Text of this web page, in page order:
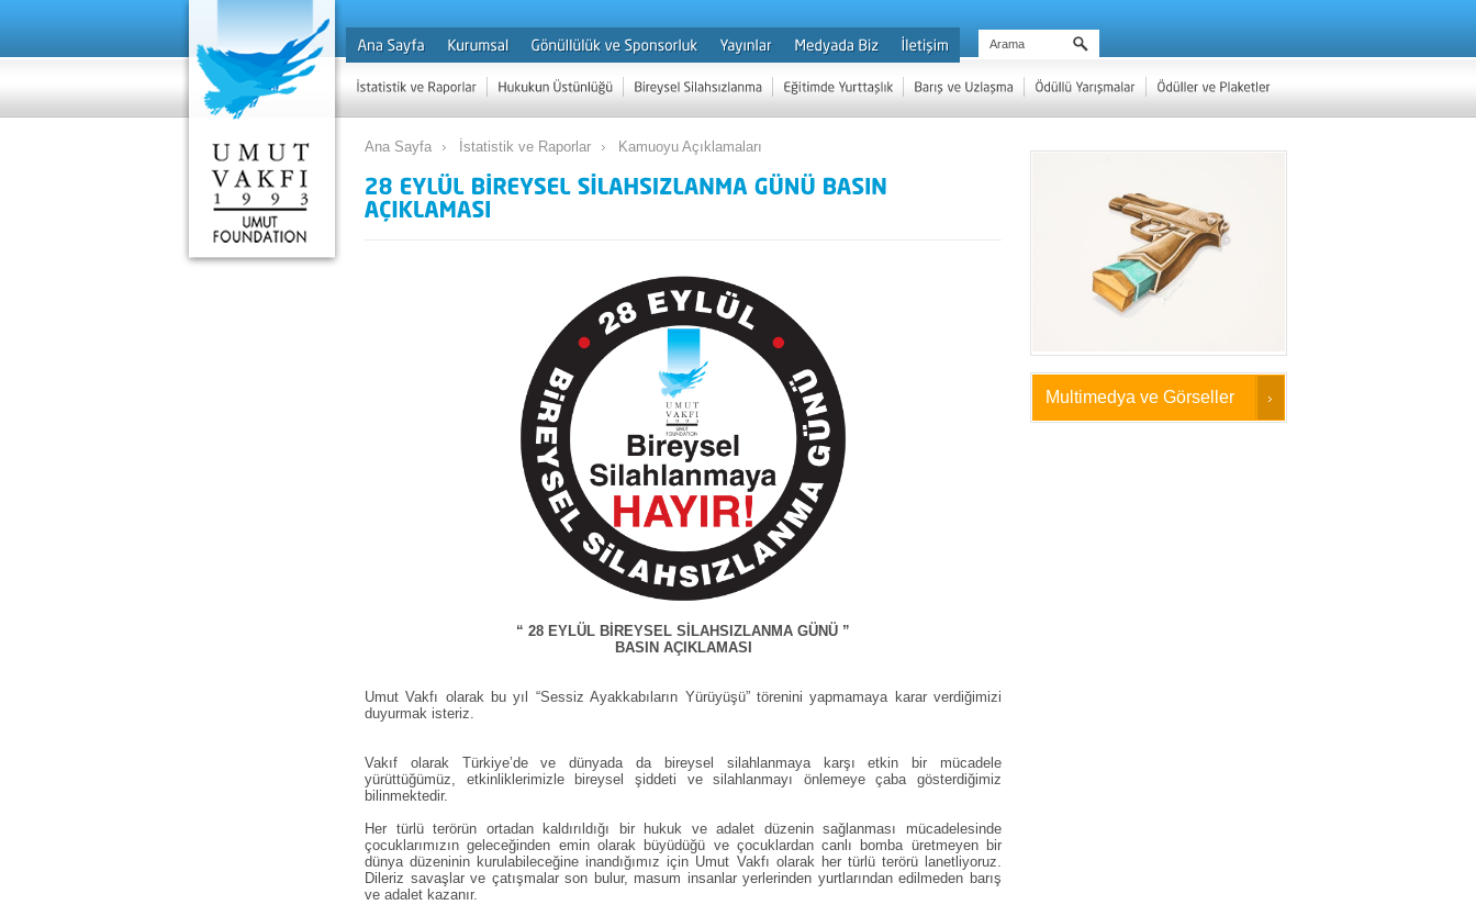
Ana Sayfa İstatistik ve Raporlar Kamuoyu Açıklamaları
“ 28 EYLÜL BİREYSEL SİLAHSIZLANMA GÜNÜ ”
BASIN AÇIKLAMASI
Umut Vakfı olarak bu yıl “Sessiz Ayakkabıların Yürüyüşü” törenini yapmamaya karar verdiğimizi
duyurmak isteriz.
Vakıf olarak Türkiye’de ve dünyada da bireysel silahlanmaya karşı etkin bir mücadele
yürüttüğümüz, etkinliklerimizle bireysel şiddeti ve silahlanmayı önlemeye çaba gösterdiğimiz
bilinmektedir.
Her türlü terörün ortadan kaldırıldığı bir hukuk ve adalet düzenin sağlanması mücadelesinde
çocuklarımızın geleceğinden emin olarak büyüdüğü ve çocuklardan canlı bomba üretmeyen bir
dünya düzeninin kurulabileceğine inandığımız için Umut Vakfı olarak her türlü terörü lanetliyoruz.
Dileriz savaşlar ve çatışmalar son bulur, masum insanlar yerlerinden yurtlarından edilmeden barış
ve adalet kazanır.
Multimedya ve Görseller